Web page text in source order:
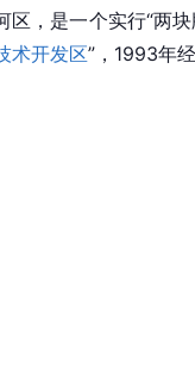
区，是一个实行“两
术开发区”，1993年